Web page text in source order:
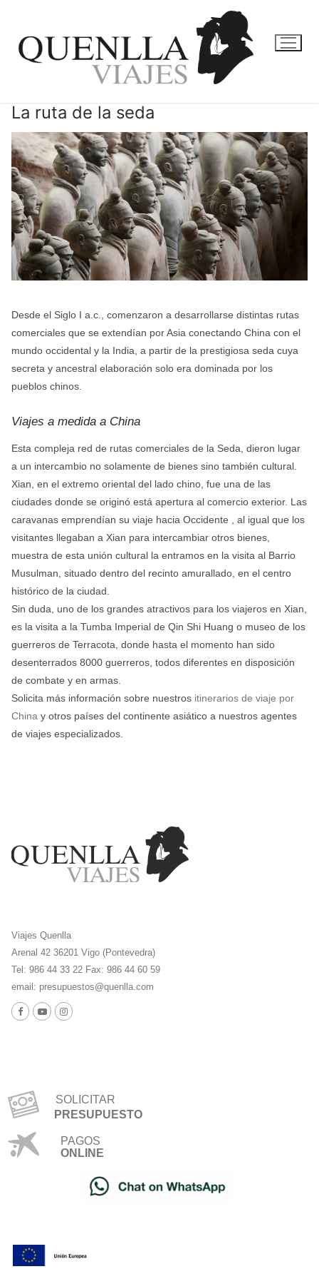
contenido
La ruta de la seda
Desde el Siglo I a.c., comenzaron a desarrollarse distintas rutas
comerciales que se extendían por Asia conectando China con el
mundo occidental y la India, a partir de la prestigiosa seda cuya
secreta y ancestral elaboración solo era dominada por los
pueblos chinos.
Viajes a medida a China
Esta compleja red de rutas comerciales de la Seda, dieron lugar
a un intercambio no solamente de bienes sino también cultural.
Xian, en el extremo oriental del lado chino, fue una de las
ciudades donde se originó está apertura al comercio exterior. Las
caravanas emprendían su viaje hacia Occidente , al igual que los
visitantes llegaban a Xian para intercambiar otros bienes,
muestra de esta unión cultural la entramos en la visita al Barrio
Musulman, situado dentro del recinto amurallado, en el centro
histórico de la ciudad.
Sin duda, uno de los grandes atractivos para los viajeros en Xian,
es la visita a la Tumba Imperial de Qin Shi Huang o museo de los
guerreros de Terracota, donde hasta el momento han sido
desenterrados 8000 guerreros, todos diferentes en disposición
de combate y en armas.
Solicita más información sobre nuestros itinerarios de viaje por
China y otros países del continente asiático a nuestros agentes
de viajes especializados.
Viajes Quenlla
Arenal 42 36201 Vigo (Pontevedra)
Tel: 986 44 33 22 Fax: 986 44 60 59
email: presupuestos@quenlla.com
SOLICITAR
PRESUPUESTO
PAGOS
ONLINE